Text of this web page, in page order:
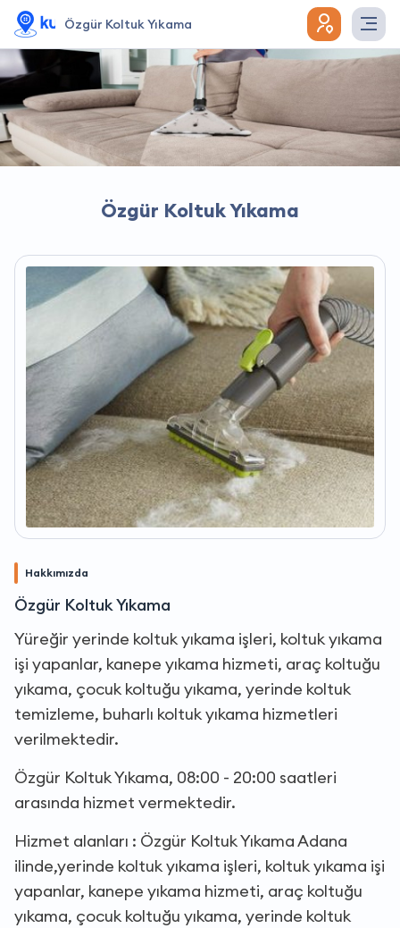
Özgür Koltuk Yıkama
Özgür Koltuk Yıkama
Hakkımızda
Özgür Koltuk Yıkama
Yüreğir yerinde koltuk yıkama işleri, koltuk yıkama
işi yapanlar, kanepe yıkama hizmeti, araç koltuğu
yıkama, çocuk koltuğu yıkama, yerinde koltuk
temizleme, buharlı koltuk yıkama hizmetleri
verilmektedir.
Özgür Koltuk Yıkama, 08:00 - 20:00 saatleri
arasında hizmet vermektedir.
Hizmet alanları : Özgür Koltuk Yıkama Adana
ilinde,yerinde koltuk yıkama işleri, koltuk yıkama işi
yapanlar, kanepe yıkama hizmeti, araç koltuğu
yıkama, çocuk koltuğu yıkama, yerinde koltuk